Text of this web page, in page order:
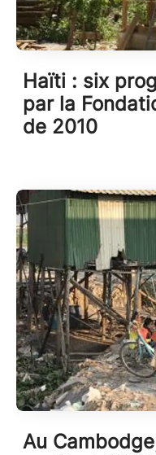
Haïti : six
par la
de 2010
Au